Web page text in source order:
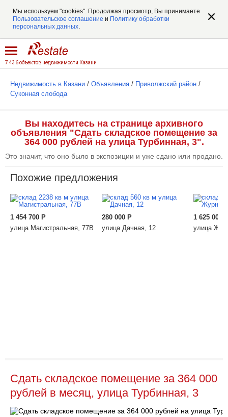
Мы используем "cookies". Продолжая просмотр, Вы принимаете
Пользовательское соглашение и Политику обработки
персональных данных.
7 436 объектов недвижимости Казани
Недвижимость в Казани / Объявления / Приволжский район /
Суконная слобода
Вы находитесь на странице архивного
объявления "Сдать складское помещение за
364 000 рублей на улица Турбинная, 3".
Это значит, что оно было в экспозиции и уже сдано или продано.
Похожие предложения
1 454 700 Р
улица Магистральная, 77В
280 000 Р
улица Дачная, 12
1 625 000
улица
Сдать складское помещение за 364 000
рублей в месяц, улица Турбинная, 3